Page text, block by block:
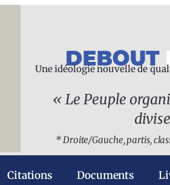
Une idéologie nouvelle de
« Le Peuple
* Droite/Gauche, partis,
Citations Documents